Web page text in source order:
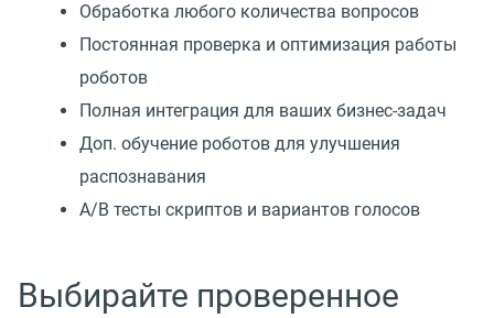
Обработка любого количества вопросов
Постоянная проверка и оптимизация работы
роботов
Полная интеграция для ваших бизнес-задач
Доп. обучение роботов для улучшения
распознавания
А/В тесты скриптов и вариантов голосов
Выбирайте проверенное